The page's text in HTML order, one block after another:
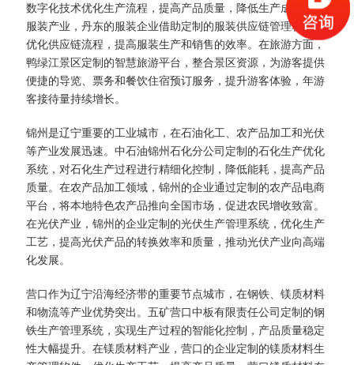
数字化技术优化生产流程，提高产品质量，降低生产成本。在
服装产业，丹东的服装企业借助定制的服装供应链管理软件，
优化供应链流程，提高服装生产和销售的效率。在旅游方面，
鸭绿江景区定制的智慧旅游平台，整合景区资源，为游客提供
便捷的导览、票务和餐饮住宿预订服务，提升游客体验，年游
客接待量持续增长。​
锦州是辽宁重要的工业城市，在石油化工、农产品加工和光伏
等产业发展迅速。中石油锦州石化分公司定制的石化生产优化
系统，对石化生产过程进行精细化控制，降低能耗，提高产品
质量。在农产品加工领域，锦州的企业通过定制的农产品电商
平台，将本地特色农产品推向全国市场，促进农民增收致富。
在光伏产业，锦州的企业定制的光伏生产管理系统，优化生产
工艺，提高光伏产品的转换效率和质量，推动光伏产业向高端
化发展。​
营口作为辽宁沿海经济带的重要节点城市，在钢铁、镁质材料
和物流等产业优势突出。五矿营口中板有限责任公司定制的钢
铁生产管理系统，实现生产过程的智能化控制，产品质量稳定
性大幅提升。在镁质材料产业，营口的企业定制的镁质材料生